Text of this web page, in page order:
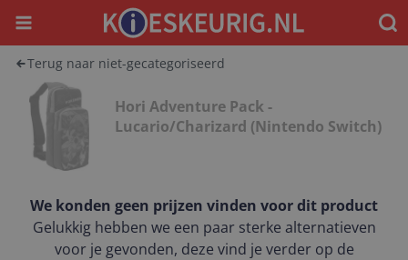
Menu
Terug naar niet-gecategoriseerd
Hori Adventure Pack -
Lucario/Charizard (Nintendo Switch)
We konden geen prijzen vinden voor dit product
Gelukkig hebben we een paar sterke alternatieven
voor je gevonden, deze vind je verder op de